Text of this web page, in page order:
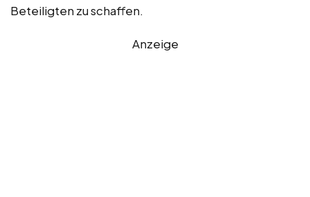
Beteiligten zu schaffen.
Anzeige